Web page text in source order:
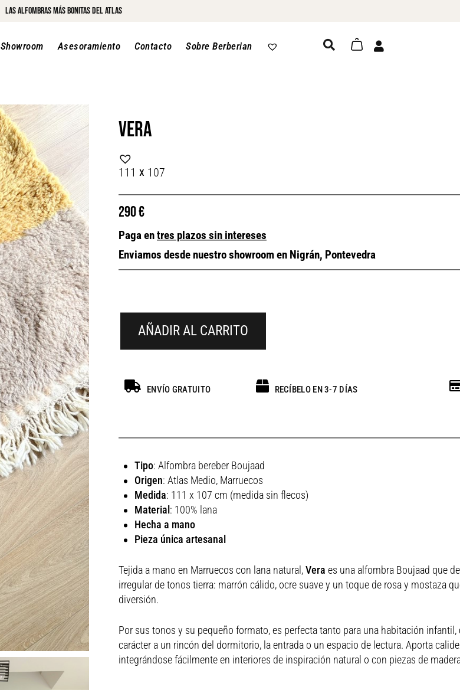
LAs alfombras más bonitas del atlas
Showroom Asesoramiento Contacto Sobre Berberian
Vera
111 x 107
290€
Paga entres plazos sin intereses
Enviamos desde nuestro showroom en Nigrán, Pontevedra
AÑADIR AL CARRITO
ENVÍO GRATUITO RECÍBELO EN 3-7 DÍAS
Tipo: Alfombra bereber Boujaad
Origen: Atlas Medio, Marruecos
Medida: 111 x 107 cm (medida sin flecos)
Material : 100% lana
Hecha a mano
Pieza única artesanal
Tejida a mano en Marruecos con lana natural,Vera es una alfombra Boujaad que
irregular de tonos tierra: marrón cálido, ocre suave y un toque de rosa y mostaza
diversión.
Por sus tonos y su pequeño formato, es perfecta tanto para una habitación infantil,
carácter a un rincón del dormitorio, la entrada o un espacio de lectura. Aporta
integrándose fácilmente en interiores de inspiración natural o con piezas de